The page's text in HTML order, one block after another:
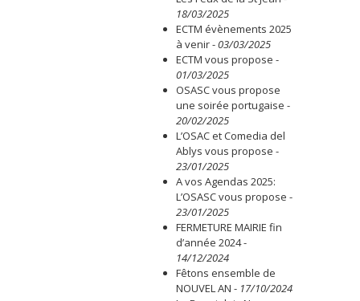
18/03/2025
ECTM évènements 2025
à venir-03/03/2025
ECTM vous propose -
01/03/2025
OSASC vous propose
une soirée portugaise -
20/02/2025
L’OSAC et Comedia del
Ablys vous propose -
23/01/2025
A vos Agendas 2025:
L’OSASC vous propose -
23/01/2025
FERMETURE MAIRIE fin
d’année 2024-
14/12/2024
Fêtons ensemble de
NOUVEL AN - 17/10/2024